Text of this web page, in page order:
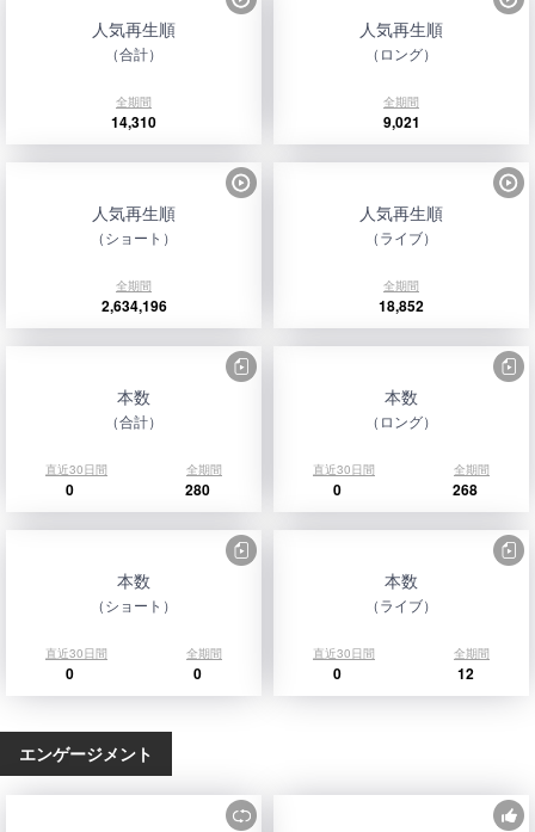
人気再生順
（合計）
全期間
14,310
人気再生順
（ロング）
全期間
9,021
人気再生順
（ショート）
全期間
2,634,196
人気再生順
（ライブ）
全期間
18,852
本数
（合計）
直近30日間 全期間
0 280
本数
（ロング）
直近30日間 全期間
0 268
本数
（ショート）
直近30日間 全期間
0 0
本数
（ライブ）
直近30日間 全期間
0 12
エンゲージメント